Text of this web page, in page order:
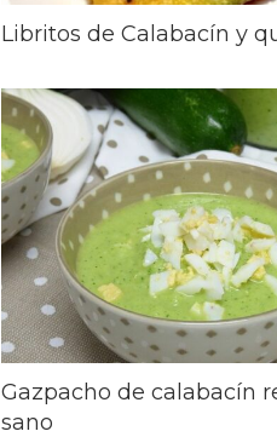
Libritos de Calabacín y
Gazpacho de calabacín
sano